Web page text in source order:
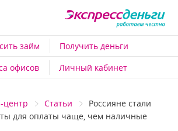
займ
Получить деньги
офисо
Личный кабинет
центр Статьи
Россияне стали
для оплаты чаще, чем наличные